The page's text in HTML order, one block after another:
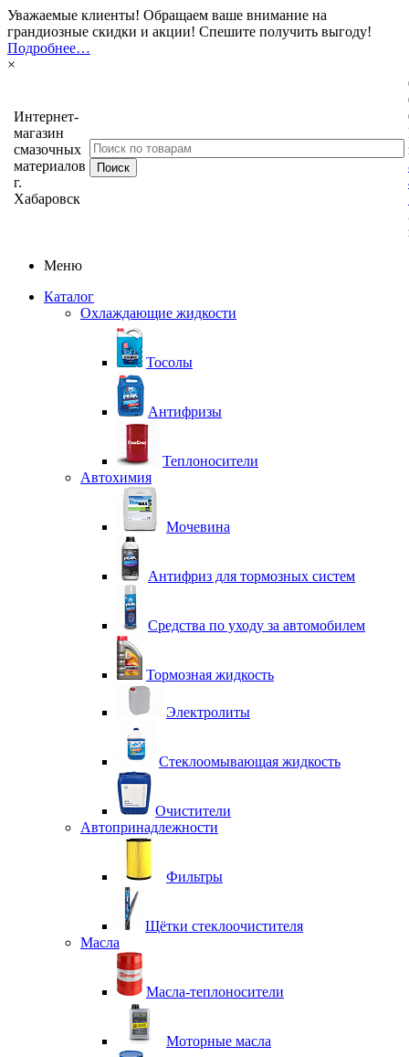
Уважаемые клиенты! Обращаем ваше внимание на
грандиозные скидки и акции! Спешите получить выгоду!
Подробнее…
×
Интернет-
магазин
смазочных
материалов
г.
Хабаровск
Меню
Каталог
Охлаждающие жидкости
Тосолы
Антифризы
Теплоносители
Автохимия
Мочевина
Антифриз для тормозных систем
Средства по уходу за автомобилем
Тормозная жидкость
Электролиты
Стеклоомывающая жидкость
Очистители
Автопринадлежности
Фильтры
Щётки стеклоочистителя
Масла
Масла-теплоносители
Моторные масла